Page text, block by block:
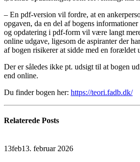
– En pdf-version vil fordre, at en
opgaven, da en del af bogens
og opdatering i pdf-form vil være langt
online udgave, ligesom de aspiranter der
af bogen risikerer at sidde med en forældet
Der er således ikke pt. udsigt til at bogen
end online.
Du finder bogen her: https://teori.fadb.dk/
Relaterede Posts
13feb13. februar 2026